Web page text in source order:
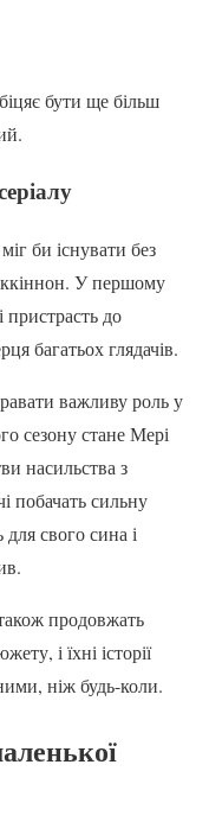
бути ще більш
би існувати без
У першому
пристрасть до
багатьох глядачів.
важливу роль у
сезону стане Мері
насильства з
побачать сильну
для свого сина і
продовжать
і їхні історії
ніж будь-коли.